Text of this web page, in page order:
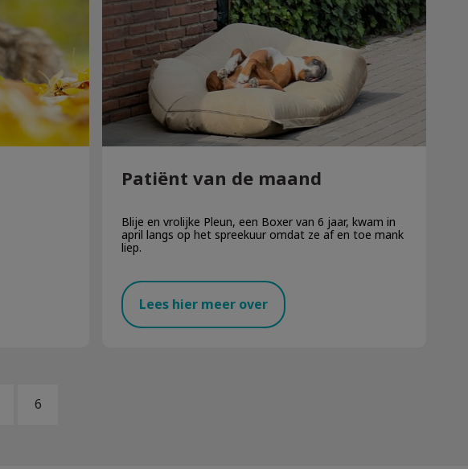
Patiënt van de maand
Blije en vrolijke Pleun, een Boxer van 6 jaar, kwam in
april langs op het spreekuur omdat ze af en toe mank
liep.
Lees hier meer over
6